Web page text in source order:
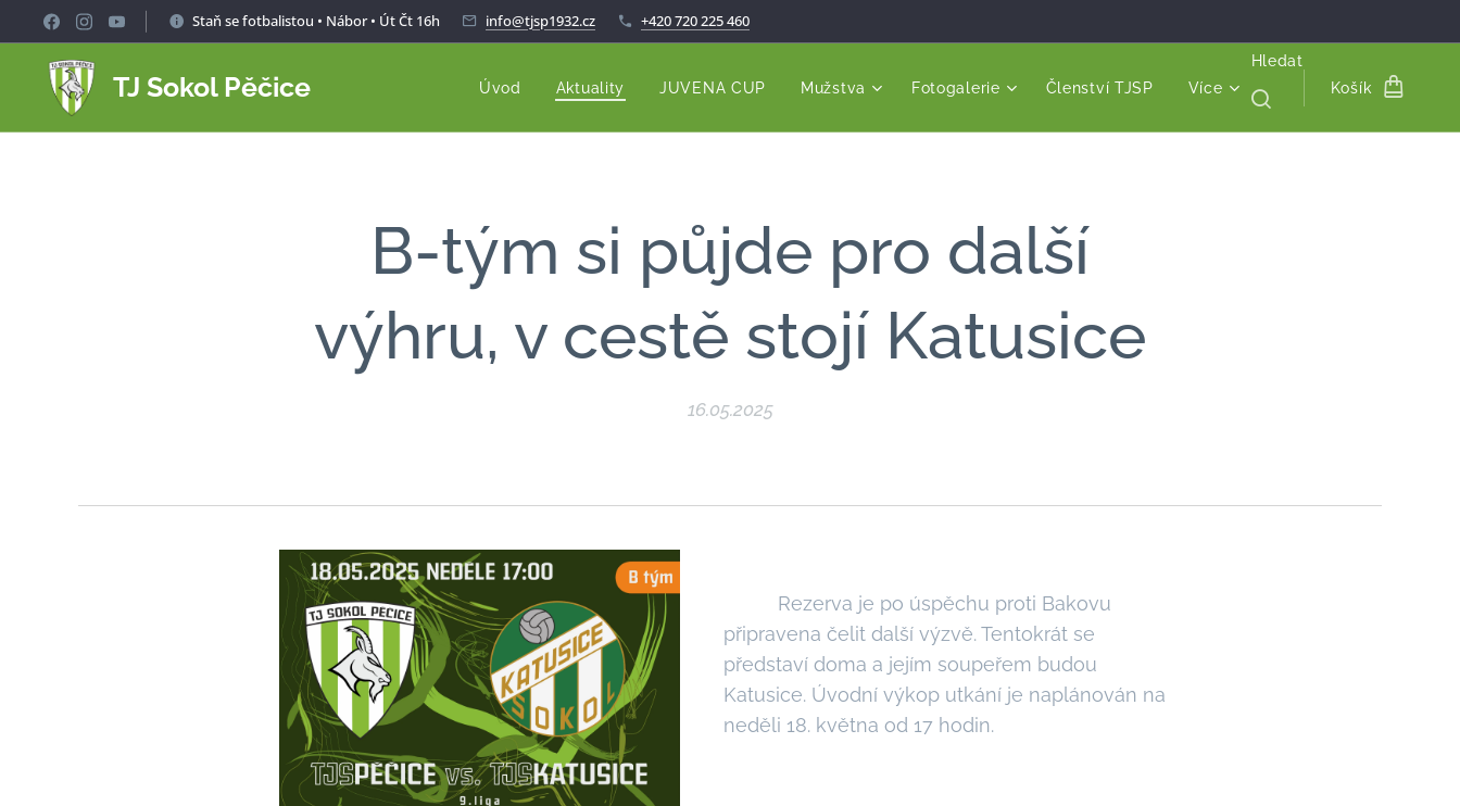
Staň se fotbalistou • Nábor • Út Čt 16h info@tjsp1932.cz +420 720 225 460
TJ Sokol Pěčice Úvod Aktuality JUVENA CUP Mužstva Fotogalerie Členství TJSP Více
Hledat
Košík
B-tým si půjde pro další
výhru, v cestě stojí Katusice
16.05.2025
Rezerva je po úspěchu proti Bakovu
připravena čelit další výzvě. Tentokrát se
představí doma a jejím soupeřem budou
Katusice. Úvodní výkop utkání je naplánován na
neděli 18. května od 17 hodin.